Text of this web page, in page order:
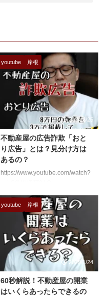
youtube 岸根
2024/6/25
不動産屋の広告詐欺「おと
り広告」とは？見分け方は
あるの？
https://www.youtube.com/watch?
youtube 岸根
2025/1/24
60秒解説！不動産屋の開業
はいくらあったらできるの